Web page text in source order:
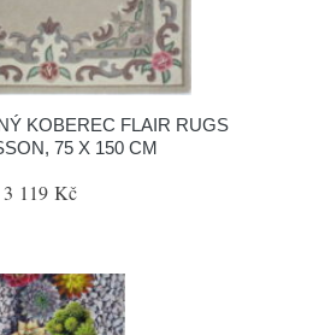
KOBEREC FLAIR RUGS
75 X 150 CM
3 119 Kč